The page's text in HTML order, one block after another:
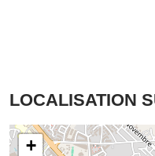
LOCALISATION
+